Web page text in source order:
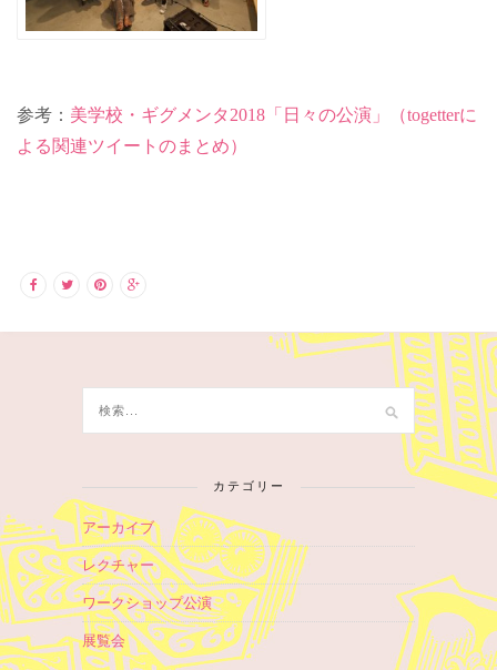
参考： 美学校・ギグメンタ2018「日々の公演」（togetterに
よる関連ツイートのまとめ）
カテゴリー
アーカイブ
レクチャー
ワークショップ公演
展覧会